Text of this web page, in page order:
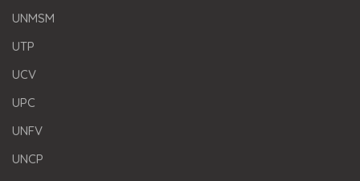
UNMSM
UTP
UCV
UPC
UNFV
UNCP